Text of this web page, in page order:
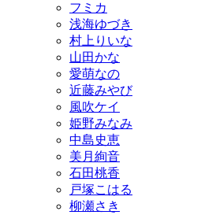
フミカ
浅海ゆづき
村上りいな
山田かな
愛萌なの
近藤みやび
風吹ケイ
姫野みなみ
中島史恵
美月絢音
石田桃香
戸塚こはる
柳瀬さき